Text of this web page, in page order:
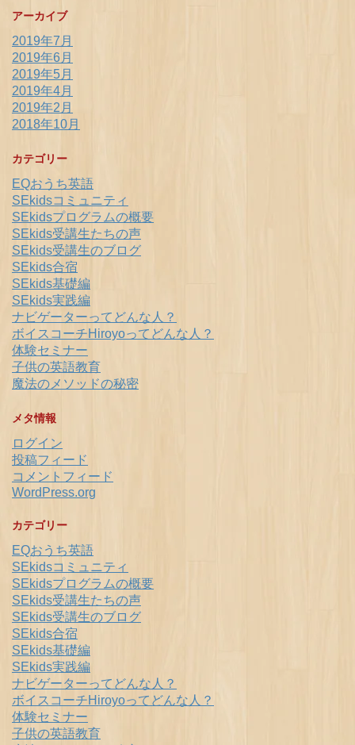
アーカイブ
2019年7月
2019年6月
2019年5月
2019年4月
2019年2月
2018年10月
カテゴリー
EQおうち英語
SEkidsコミュニティ
SEkidsプログラムの概要
SEkids受講生たちの声
SEkids受講生のブログ
SEkids合宿
SEkids基礎編
SEkids実践編
ナビゲーターってどんな人？
ボイスコーチHiroyoってどんな人？
体験セミナー
子供の英語教育
魔法のメソッドの秘密
メタ情報
ログイン
投稿フィード
コメントフィード
WordPress.org
カテゴリー
EQおうち英語
SEkidsコミュニティ
SEkidsプログラムの概要
SEkids受講生たちの声
SEkids受講生のブログ
SEkids合宿
SEkids基礎編
SEkids実践編
ナビゲーターってどんな人？
ボイスコーチHiroyoってどんな人？
体験セミナー
子供の英語教育